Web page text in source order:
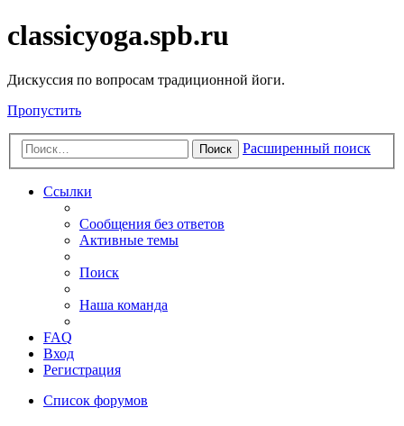
classicyoga.spb.ru
Дискуссия по вопросам традиционной йоги.
Пропустить
Поиск Расширенный поиск
Ссылки
Сообщения без ответов
Активные темы
Поиск
Наша команда
FAQ
Вход
Регистрация
Список форумов